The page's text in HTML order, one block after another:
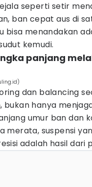
seperti setir
ban cepat aus di
bisa menandakan
kemudi.
panjang
dan balancing
bukan hanya
umur ban dan
merata, suspensi
adalah hasil